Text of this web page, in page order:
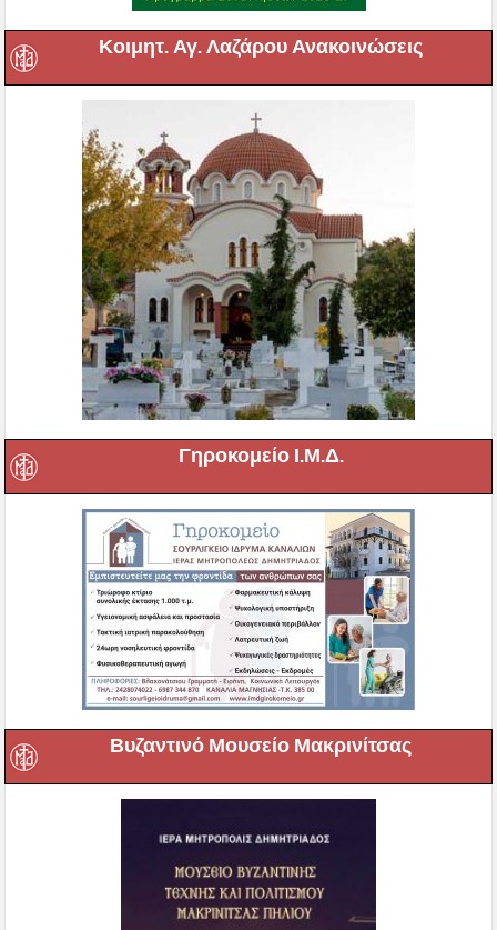
Κοιμητ. Αγ. Λαζάρου Ανακοινώσεις
Γηροκομείο Ι.Μ.Δ.
Βυζαντινό Μουσείο Μακρινίτσας